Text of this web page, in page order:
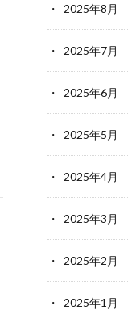
2025年8月
2025年7月
2025年6月
2025年5月
2025年4月
2025年3月
2025年2月
2025年1月